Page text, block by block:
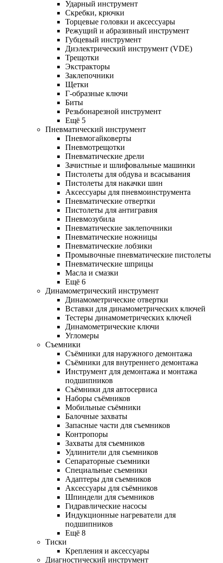
Ударный инструмент
Скребки, крючки
Торцевые головки и аксессуары
Режущий и абразивный инструмент
Губцевый инструмент
Диэлектрический инструмент (VDE)
Трещотки
Экстракторы
Заклепочники
Щетки
Г-образные ключи
Биты
Резьбонарезной инструмент
Ещё 5
Пневматический инструмент
Пневмогайковерты
Пневмотрещотки
Пневматические дрели
Зачистные и шлифовальные машинки
Пистолеты для обдува и всасывания
Пистолеты для накачки шин
Аксессуары для пневмоинструмента
Пневматические отвертки
Пистолеты для антигравия
Пневмозубила
Пневматические заклепочники
Пневматические ножницы
Пневматические лобзики
Промывочные пневматические пистолеты
Пневматические шприцы
Масла и смазки
Ещё 6
Динамометрический инструмент
Динамометрические отвертки
Вставки для динамометрических ключей
Тестеры динамометрических ключей
Динамометрические ключи
Угломеры
Съемники
Съёмники для наружного демонтажа
Съёмники для внутреннего демонтажа
Инструмент для демонтажа и монтажа
подшипников
Съёмники для автосервиса
Наборы съёмников
Мобильные съёмники
Балочные захваты
Запасные части для съемников
Контропоры
Захваты для съемников
Удлинители для съемников
Сепараторные съемники
Специальные съемники
Адаптеры для съемников
Аксессуары для съёмников
Шпиндели для съемников
Гидравлические насосы
Индукционные нагреватели для
подшипников
Ещё 8
Тиски
Крепления и аксессуары
Диагностический инструмент